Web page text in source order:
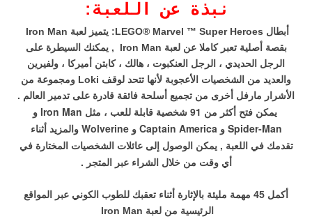
نبذة عن اللعبة:
بقصة أصلية تعبر كاملا عن لعبة Iron Man , يمكنك السيطرة على
الرجل الحديدي ، الرجل العنكبوت ، هالك ، كابتن أميركا ، ولفيرين
والعديد من الشخصيات الأعجوبة لأنها تتحد لوقف Loki ومجموعة من
الأشرار مارفل أخرى من تجميع أسلحة فائقة قادرة على تدمير العالم .
يمكن فتح أكثر من 91 شخصية قابلة للعب ، مثل Iron Man و
Spider-Man و Captain America و Wolverine والمزيد أثناء
تقدمك في اللعبة , يمكن الوصول إلى عائلات الشخصيات المختارة في
أي وقت من خلال الشراء عبر المتجر .
أكمل 45 مهمة مليئة بالإثارة أثناء تعقبك للطوب الكوني عبر المواقع
الرئيسية من لعبة Iron Man